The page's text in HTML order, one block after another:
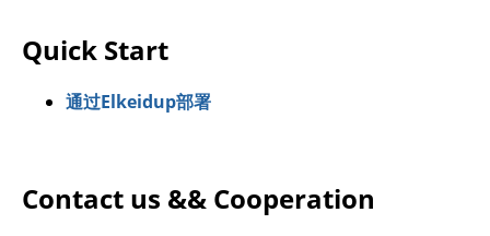
Quick Start
通过Elkeidup部署
Contact us && Cooperation